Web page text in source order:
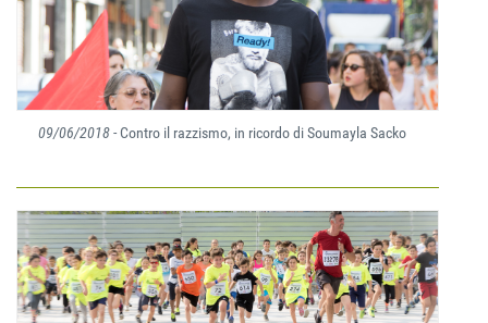
09/06/2018- Contro il razzismo, in ricordo di Soumayla Sacko